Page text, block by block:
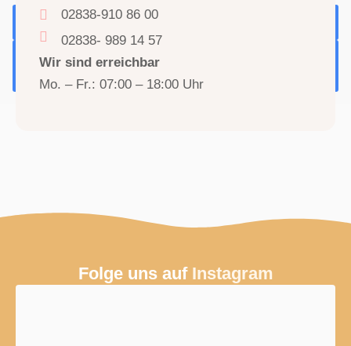
Inhalt entsperren
Erforderlichen Service akzeptieren und Inhalte
02838-910 86 00
02838- 989 14 57
Wir sind erreichbar
Mo. – Fr.: 07:00 – 18:00 Uhr
Folge uns auf Instagram